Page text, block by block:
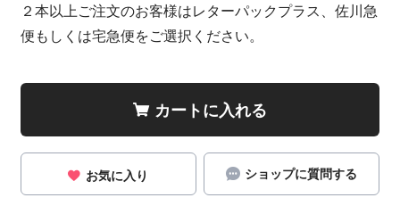
２本以上ご注文のお客様はレターパックプラス、佐川急
便もしくは宅急便をご選択ください。
カートに入れる
お気に入り ショップに質問する